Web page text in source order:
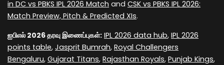
in DC vs PBKS IPL 2026 Match and CSK vs PBKS IPL 2026:
Match Preview, Pitch & Predicted XIs.
ஐபிஎல் 2026 தரவு இணைப்புகள்: IPL 2026 data hub, IPL 2026
points table, Jasprit Bumrah, Royal Challengers
Bengaluru, Gujarat Titans, Rajasthan Royals, Punjab Kings,